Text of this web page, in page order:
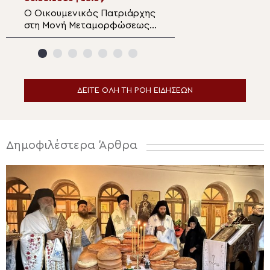
Ο Οικουμενικός Πατριάρχης
στη Μονή Μεταμορφώσεως
Σωτήρος της Πρώτης των
Πριγκηποννήσων
ΔΕΙΤΕ ΟΛΗ ΤΗ ΡΟΗ ΕΙΔΗΣΕΩΝ
Δημοφιλέστερα Άρθρα